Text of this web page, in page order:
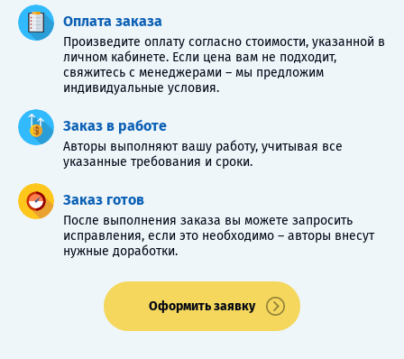
Оплата заказа
Произведите оплату согласно стоимости, указанной в
личном кабинете. Если цена вам не подходит,
свяжитесь с менеджерами – мы предложим
индивидуальные условия.
Заказ в работе
Авторы выполняют вашу работу, учитывая все
указанные требования и сроки.
Заказ готов
После выполнения заказа вы можете запросить
исправления, если это необходимо – авторы внесут
нужные доработки.
Оформить заявку